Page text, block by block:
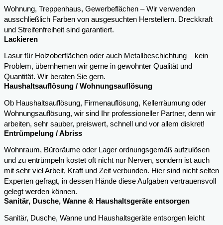
Wohnung, Treppenhaus, Gewerbeflächen – Wir verwenden
ausschließlich Farben von ausgesuchten Herstellern. Dreckkraft
und Streifenfreiheit sind garantiert.
Lackieren
Lasur für Holzoberflächen oder auch Metallbeschichtung – kein
Problem, übernhemen wir gerne in gewohnter Qualität und
Quantität. Wir beraten Sie gern.
Haushaltsauflösung / Wohnungsauflösung
Ob Haushaltsauflösung, Firmenauflösung, Kellerräumung oder
Wohnungsauflösung, wir sind Ihr professioneller Partner, denn wir
arbeiten, sehr sauber, preiswert, schnell und vor allem diskret!
Entrümpelung / Abriss
Wohnraum, Büroräume oder Lager ordnungsgemäß aufzulösen
und zu entrümpeln kostet oft nicht nur Nerven, sondern ist auch
mit sehr viel Arbeit, Kraft und Zeit verbunden. Hier sind nicht selten
Experten gefragt, in dessen Hände diese Aufgaben vertrauensvoll
gelegt werden können.
Sanitär, Dusche, Wanne & Haushaltsgeräte entsorgen
Sanitär, Dusche, Wanne und Haushaltsgeräte entsorgen leicht